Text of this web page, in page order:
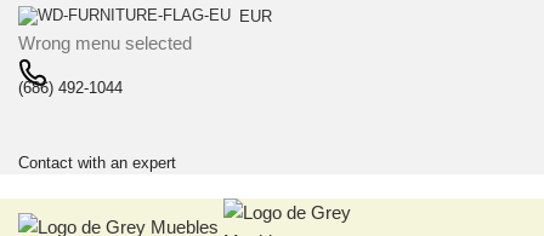
EUR
Wrong menu selected
(686) 492-1044
Contact with an expert